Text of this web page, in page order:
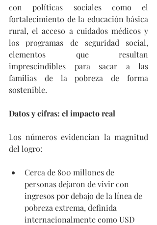
con políticas sociales como el
fortalecimiento de la educación básica
rural, el acceso a cuidados médicos y
los programas de seguridad social,
elementos que resultan
imprescindibles para sacar a las
familias de la pobreza de forma
sostenible.
Datos y cifras: el impacto real
Los números evidencian la magnitud
del logro:
Cerca de 800 millones de
personas dejaron de vivir con
ingresos por debajo de la línea de
pobreza extrema, definida
internacionalmente como USD